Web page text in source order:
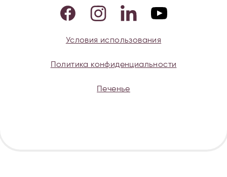
Условия использования
Политика конфиденциальности
Печенье